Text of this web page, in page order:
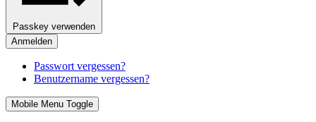
Passkey verwenden
Anmelden
Passwort vergessen?
Benutzername vergessen?
Mobile Menu Toggle